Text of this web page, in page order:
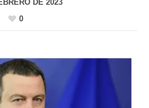
DE 2023
0